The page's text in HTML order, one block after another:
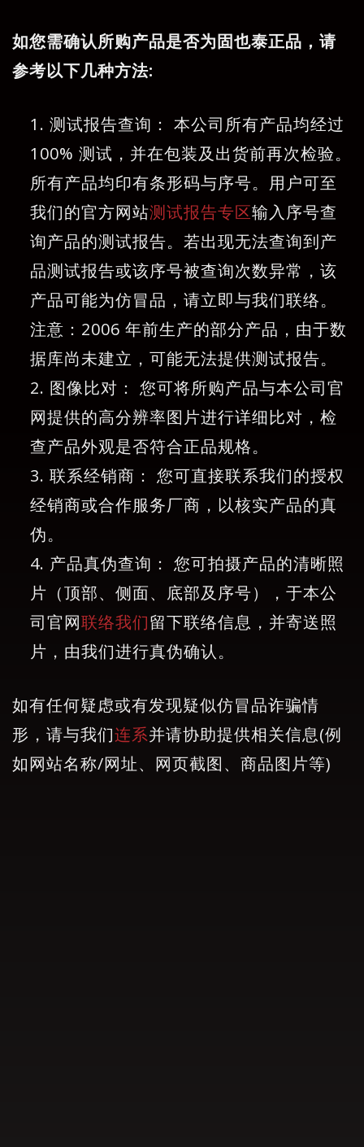
如您需确认所购产品是否为固也泰正品，请
参考以下几种方法:
测试报告查询： 本公司所有产品均经过
100% 测试，并在包装及出货前再次检验。
所有产品均印有条形码与序号。用户可至
我们的官方网站测试报告专区输入序号查
询产品的测试报告。若出现无法查询到产
品测试报告或该序号被查询次数异常，该
产品可能为仿冒品，请立即与我们联络。
注意：2006 年前生产的部分产品，由于数
据库尚未建立，可能无法提供测试报告。
图像比对： 您可将所购产品与本公司官
网提供的高分辨率图片进行详细比对，检
查产品外观是否符合正品规格。
联系经销商： 您可直接联系我们的授权
经销商或合作服务厂商，以核实产品的真
伪。
产品真伪查询： 您可拍摄产品的清晰照
片（顶部、侧面、底部及序号），于本公
司官网联络我们留下联络信息，并寄送照
片，由我们进行真伪确认。
如有任何疑虑或有发现疑似仿冒品诈骗情
形，请与我们连系并请协助提供相关信息(例
如网站名称/网址、网页截图、商品图片等)